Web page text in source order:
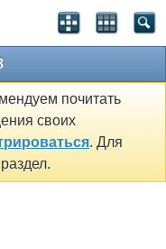
почитать
своих
. Для